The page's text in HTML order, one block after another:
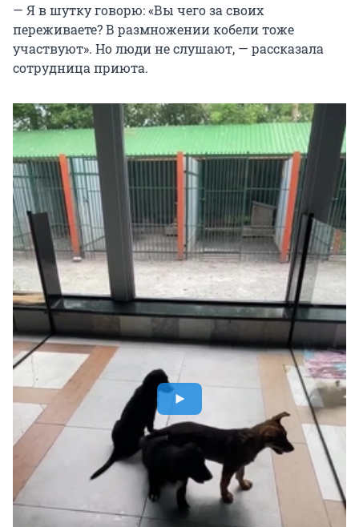
— Я в шутку говорю: «Вы чего за своих
переживаете? В размножении кобели тоже
участвуют». Но люди не слушают, — рассказала
сотрудница приюта.